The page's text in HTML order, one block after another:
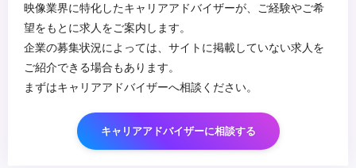
映像業界に特化したキャリアアドバイザーが、ご経験やご希
望をもとに求人をご案内します。
企業の募集状況によっては、サイトに掲載していない求人を
ご紹介できる場合もあります。
まずはキャリアアドバイザーへ相談ください。
キャリアアドバイザーに相談する